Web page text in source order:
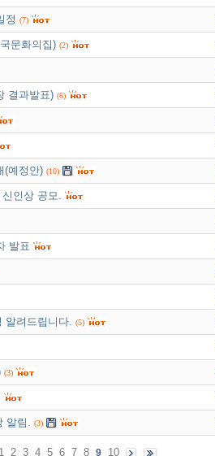
정 (7)
문화의집) (2)
결과발표) (6)
(예정안) (10)
인상 공모.
발표
려드립니다. (5)
(3)
알림. (3)
1 2 3 4 5 6 7 8 9 10